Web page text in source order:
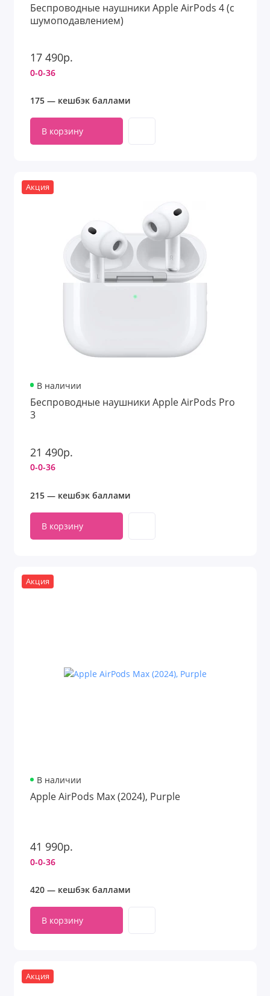
Беспроводные наушники Apple AirPods 4 (с
шумоподавлением)
17 490р.
0-0-36
175 — кешбэк баллами
В корзину
Акция
В наличии
Беспроводные наушники Apple AirPods Pro
3
21 490р.
0-0-36
215 — кешбэк баллами
В корзину
Акция
В наличии
Apple AirPods Max (2024), Purple
41 990р.
0-0-36
420 — кешбэк баллами
В корзину
Акция